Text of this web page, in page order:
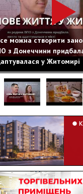
можна створити
з Донеччини
у Житомирі